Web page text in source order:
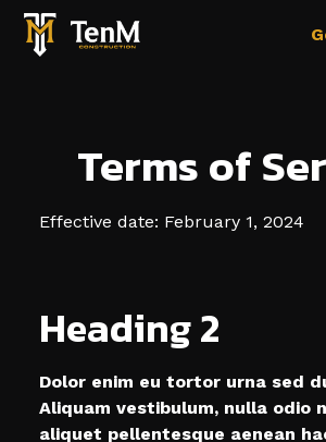
Terms of
Effective date: February 1, 2024
Heading 2
Dolor enim eu tortor urna sed
Aliquam vestibulum, nulla odio
aliquet pellentesque aenean